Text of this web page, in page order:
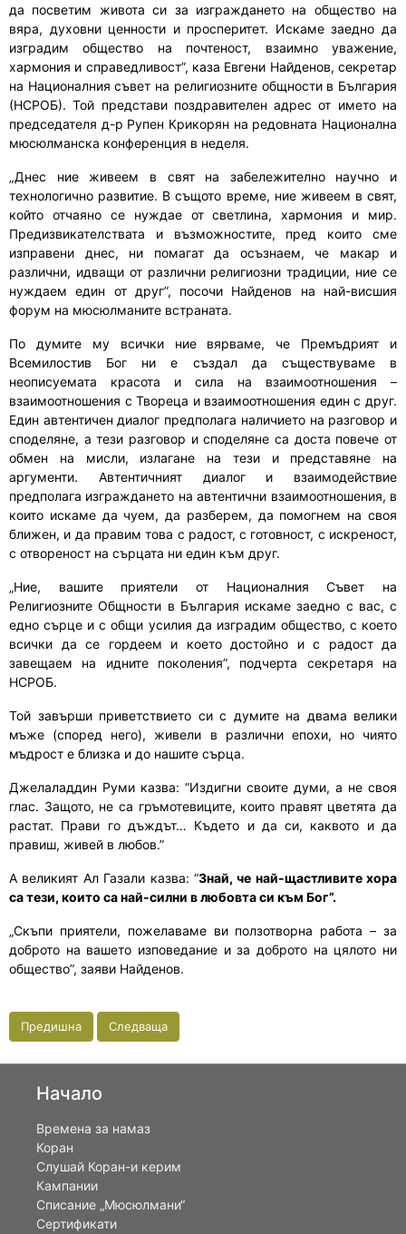
да посветим живота си за изграждането на общество на
вяра, духовни ценности и просперитет. Искаме заедно да
изградим общество на почтеност, взаимно уважение,
хармония и справедливост”, каза Евгени Найденов, секретар
на Националния съвет на религиозните общности в България
(НСРОБ). Той представи поздравителен адрес от името на
председателя д-р Рупен Крикорян на редовната Национална
мюсюлманска конференция в неделя.
„Днес ние живеем в свят на забележително научно и
технологично развитие. В същото време, ние живеем в свят,
който отчаяно се нуждае от светлина, хармония и мир.
Предизвикателствата и възможностите, пред които сме
изправени днес, ни помагат да осъзнаем, че макар и
различни, идващи от различни религиозни традиции, ние се
нуждаем един от друг”, посочи Найденов на най-висшия
форум на мюсюлманите встраната.
По думите му всички ние вярваме, че Премъдрият и
Всемилостив Бог ни е създал да съществуваме в
неописуемата красота и сила на взаимоотношения –
взаимоотношения с Твореца и взаимоотношения един с друг.
Един автентичен диалог предполага наличието на разговор и
споделяне, а тези разговор и споделяне са доста повече от
обмен на мисли, излагане на тези и представяне на
аргументи. Автентичният диалог и взаимодействие
предполага изграждането на автентични взаимоотношения, в
които искаме да чуем, да разберем, да помогнем на своя
ближен, и да правим това с радост, с готовност, с искреност,
с отвореност на сърцата ни един към друг.
„Ние, вашите приятели от Националния Съвет на
Религиозните Общности в България искаме заедно с вас, с
едно сърце и с общи усилия да изградим общество, с което
всички да се гордеем и което достойно и с радост да
завещаем на идните поколения”, подчерта секретаря на
НСРОБ.
Той завърши приветствието си с думите на двама велики
мъже (според него), живели в различни епохи, но чиято
мъдрост е близка и до нашите сърца.
Джелаладдин Руми казва: “Издигни своите думи, а не своя
глас. Защото, не са гръмотевиците, които правят цветята да
растат. Прави го дъждът… Където и да си, каквото и да
правиш, живей в любов.”
А великият Ал Газали казва: “Знай, че най-щастливите хора
са тези, които са най-силни в любовта си към Бог”.
„Скъпи приятели, пожелаваме ви ползотворна работа – за
доброто на вашето изповедание и за доброто на цялото ни
общество”, заяви Найденов.
Предишна Следваща
Начало
Времена за намаз
Коран
Слушай Коран-и керим
Кампании
Списание „Мюсюлмани“
Сертификати